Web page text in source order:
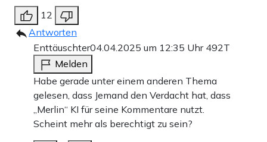
12
Antworten
Enttäuschter04.04.2025 um 12:35 Uhr 492T
Melden
Habe gerade unter einem anderen Thema
gelesen, dass Jemand den Verdacht hat, dass
„Merlin“ KI für seine Kommentare nutzt.
Scheint mehr als berechtigt zu sein?